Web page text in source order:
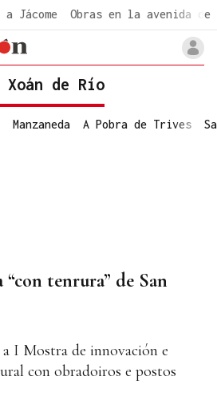
Jácome Obras en la avenida de
Xoán de Río
Manzaneda A Pobra de Trives
tenrura” de San
I Mostra de innovación e
con obradoiros e postos